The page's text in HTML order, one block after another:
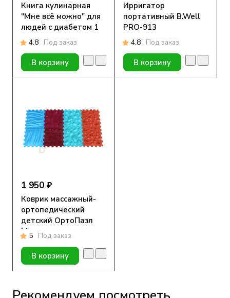
Книга кулинарная
"Мне всё можно" для
людей с диабетом 1
типа
4.8 Под заказ
В корзину
Ирригатор
портативный B.Well
PRO-913
4.8 Под заказ
В корзину
1 950 ₽
Коврик массажный-
ортопедический
детский ОртоПазл
Море
5 Под заказ
В корзину